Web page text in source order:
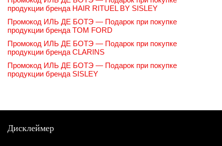
продукции бренда HAIR RITUEL BY SISLEY
Промокод ИЛЬ ДЕ БОТЭ — Подарок при покупке
продукции бренда TOM FORD
Промокод ИЛЬ ДЕ БОТЭ — Подарок при покупке
продукции бренда CLARINS
Промокод ИЛЬ ДЕ БОТЭ — Подарок при покупке
продукции бренда SISLEY
Дисклеймер